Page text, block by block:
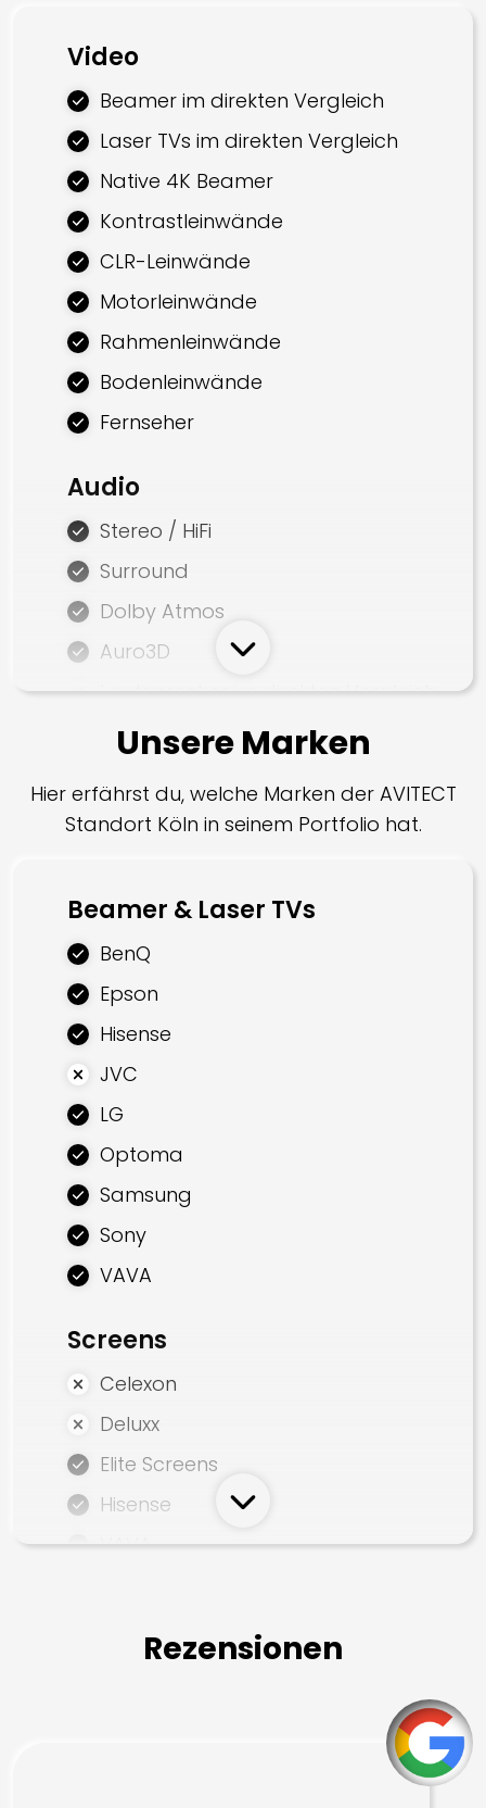
Montage
Bodenbelag
Trockenbau
Elektroarbeiten
Malerarbeiten
Stoffbespannungen
Vorhänge & Rollos
Montage von Einbaulautsprechern
Montage von Projektoren
Programmierung
AV Steuerung
Smart Home
Video
Beamer im direkten Vergleich
Laser TVs im direkten Vergleich
Native 4K Beamer
Kontrastleinwände
CLR-Leinwände
Motorleinwände
Rahmenleinwände
Bodenleinwände
Fernseher
Audio
Stereo / HiFi
Surround
Dolby Atmos
Auro3D
Lautsprecher im direkten Vergleich
Subwoofer
Einbaulautsprecher
Smarte Systeme
Smart Home
AV Steuerung
MultiRoom Audio
Einrichtung
Heimkino Sessel
Akustik Module
Stoff Muster
Unsere Marken
Hier erfährst du, welche Marken der AVITECT
Standort Köln in seinem Portfolio hat.
Beamer & Laser TVs
BenQ
Epson
Hisense
JVC
LG
Optoma
Samsung
Sony
VAVA
Screens
Celexon
Deluxx
Elite Screens
Hisense
VAVA
AdeoRezensionen